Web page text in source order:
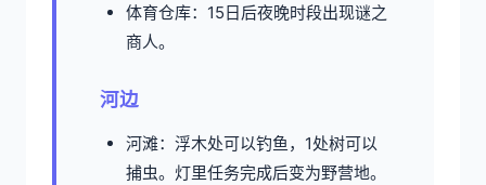
体育仓库：15日后夜晚时段出现谜之
商人。
河边
河滩：浮木处可以钓鱼，1处树可以
捕虫。灯里任务完成后变为野营地。